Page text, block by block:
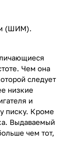
(ШИМ).
Чем она
следует
низкие
и
писку. Кроме
Выдаваемый
чем тот,